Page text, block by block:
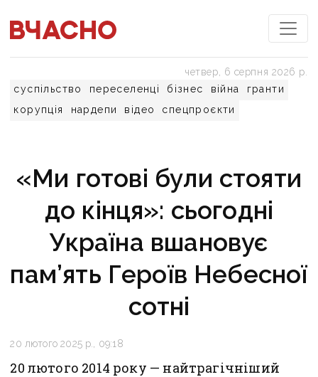
суспільство переселенці бізнес війна
гранти
корупція
нардепи відео спецпроєкти
четвер, 6 серпня 2026 р.
«Ми готові були стояти
до кінця»: сьогодні
Україна вшановує
пам’ять Героїв Небесної
сотні
20 лютого 2025 р., 09:18
20 лютого 2014 року — найтрагічніший